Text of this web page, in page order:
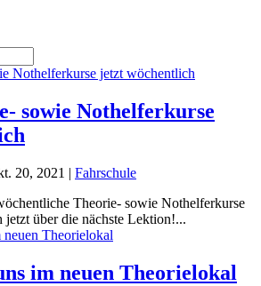
sowie Nothelferkurse
20, 2021 | Fahrschule
Theorie- sowie Nothelferkurse
jetzt über die nächste Lektion!...
im neuen Theorielokal